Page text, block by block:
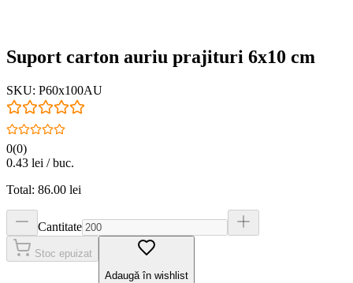
Suport carton auriu prajituri 6x10 cm
SKU: P60x100AU
0(0)
0.43 lei / buc.
Total: 86.00 lei
Cantitate
Stoc epuizat
Adaugă în wishlist